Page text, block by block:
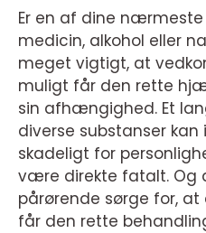
Er en af dine
medicin, alkohol eller
meget vigtigt, at
muligt får den rette
sin afhængighed. Et
diverse substanser
skadeligt for
være direkte fatalt. Og
pårørende sørge for,
får den rette